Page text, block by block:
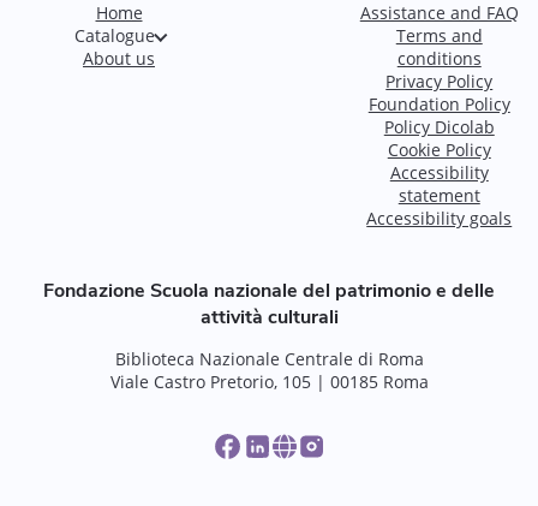
Home
Catalogue
About us
Assistance and FAQ
Terms and
conditions
Privacy Policy
Foundation Policy
Policy Dicolab
Cookie Policy
Accessibility
statement
Accessibility goals
Fondazione Scuola nazionale del patrimonio e delle
attività culturali
Biblioteca Nazionale Centrale di Roma
Viale Castro Pretorio, 105 | 00185 Roma